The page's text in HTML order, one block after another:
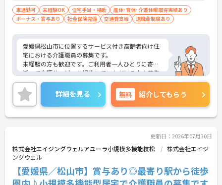
車通勤可 未経験OK 住宅手当・補助
産休･育休･介護休暇取得実績あり
ボーナス・賞与あり
社会保険完備 交通費支給 退職金制度あり
愛媛県松山市に位置するサービス付き高齢者向け住
宅における介護職員の募集です。
未経験の方も歓迎です。ご利用者一人ひとりに寄り
添って介護サービスを提供していただける方を募集
しています。
ご興味のある方には、面接対策ポイントなど、さら
に詳細をお話しいたしますのでお気軽にご相談くだ
さい！
詳細を見る 無料 紹介してもらう
更新日：2026年07月30日
株式会社エイジングウェルアユーラ小規模多機能枝松
株式会社エイジ
ングウェル
【愛媛県／松山市】賞与あり◎最寄り駅から徒歩